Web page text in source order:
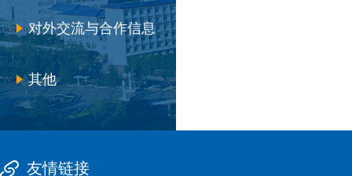
对外交流与合作信息
其他
友情链接